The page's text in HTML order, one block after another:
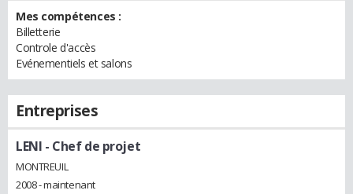
Mes compétences :
Billetterie
Controle d'accès
Evénementiels et salons
Entreprises
LENI - Chef de projet
MONTREUIL
2008 - maintenant